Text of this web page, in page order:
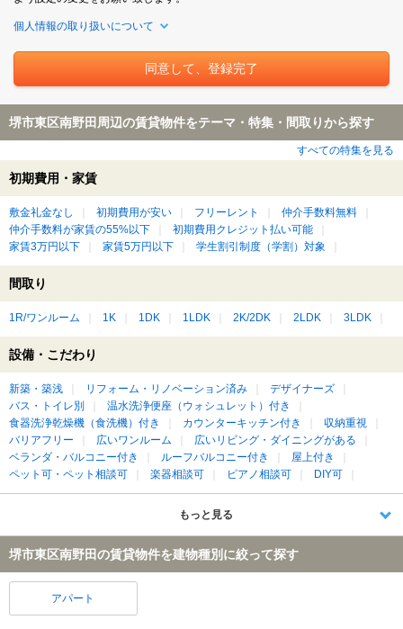
個人情報の取り扱いについて
堺市東区南野田周辺の賃貸物件をテーマ・特集・間取りから探す
すべての特集を見る
初期費用・家賃
敷金礼金なし 初期費用が安い フリーレント
仲介手数料無料
仲介手数料が家賃の55%以下
初期費用クレジット払い可能
家賃3万円以下
家賃5万円以下 学生割引制度（学割）対象
間取り
1R/ワンルーム 1K 1DK 1LDK 2K/2DK 2LDK 3LDK
設備・こだわり
新築・築浅 リフォーム・リノベーション済み
デザイナーズ
バス・トイレ別
温水洗浄便座（ウォシュレット）付き
食器洗浄乾燥機（食洗機）付き
カウンターキッチン付き
収納重視
バリアフリー
広いワンルーム
広いリビング・ダイニングがある
ベランダ・バルコニー付き
ルーフバルコニー付き
屋上付き
ペット可・ペット相談可
楽器相談可 ピアノ相談可 DIY可
もっと見る
堺市東区南野田の賃貸物件を建物種別に絞って探す
アパート